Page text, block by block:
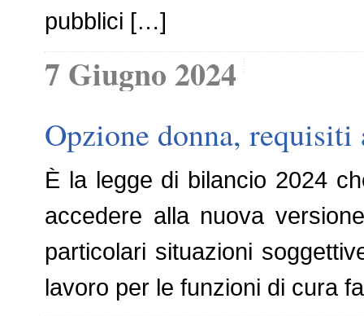
pubblici […]
7 Giugno 2024
Opzione donna, requisiti
È la legge di bilancio 2024
accedere alla nuova
particolari situazioni
lavoro per le funzioni di cura